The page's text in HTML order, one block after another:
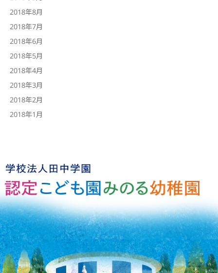
2018年8月
2018年7月
2018年6月
2018年5月
2018年4月
2018年3月
2018年2月
2018年1月